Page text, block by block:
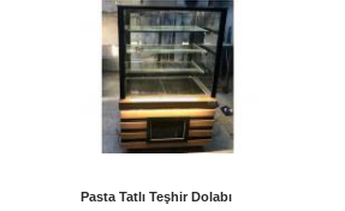
Pasta Tatlı Teşhir Dolabı